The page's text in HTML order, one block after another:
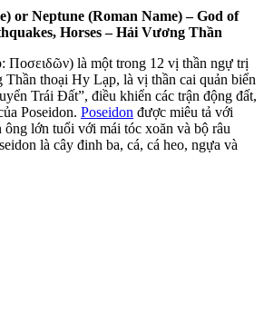
or Neptune (Roman Name) – God of
Horses – Hải Vương Thần
Ποσειδῶν) là một trong 12 vị thần ngự trị
thoại Hy Lạp, là vị thần cai quản biển
Trái Đất”, điều khiển các trận động đất,
Poseidon. Poseidon được miêu tả với
lớn tuổi với mái tóc xoăn và bộ râu
là cây đinh ba, cá, cá heo, ngựa và